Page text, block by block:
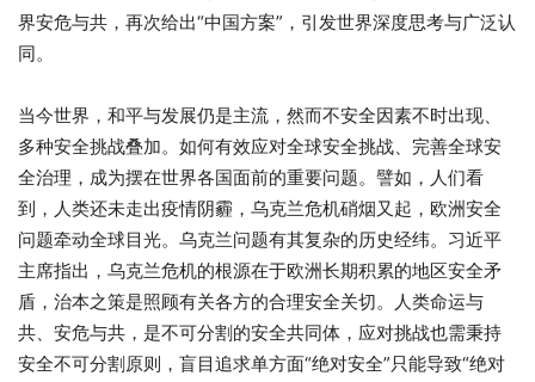
界安危与共，再次给出“中国方案”，引发世界深度思考与广泛认
同。
当今世界，和平与发展仍是主流，然而不安全因素不时出现、
多种安全挑战叠加。如何有效应对全球安全挑战、完善全球安
全治理，成为摆在世界各国面前的重要问题。譬如，人们看
到，人类还未走出疫情阴霾，乌克兰危机硝烟又起，欧洲安全
问题牵动全球目光。乌克兰问题有其复杂的历史经纬。习近平
主席指出，乌克兰危机的根源在于欧洲长期积累的地区安全矛
盾，治本之策是照顾有关各方的合理安全关切。人类命运与
共、安危与共，是不可分割的安全共同体，应对挑战也需秉持
安全不可分割原则，盲目追求单方面“绝对安全”只能导致“绝对